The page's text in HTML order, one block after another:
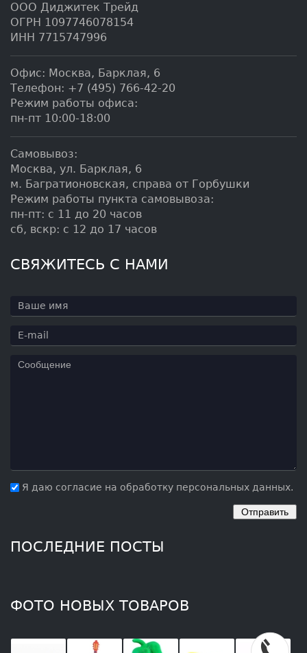
ООО Диджитек Трейд
ОГРН 1097746078154
ИНН 7715747996
Офис: Москва, Барклая, 6
Телефон: +7 (495) 766-42-20
Режим работы офиса:
пн-пт 10:00-18:00
Самовывоз:
Москва, ул. Барклая, 6
м. Багратионовская, справа от Горбушки
Режим работы пункта самовывоза:
пн-пт: с 11 до 20 часов
сб, вскр: с 12 до 17 часов
СВЯЖИТЕСЬ С НАМИ
Я даю согласие на обработку персональных данных.
ПОСЛЕДНИЕ ПОСТЫ
ФОТО НОВЫХ ТОВАРОВ